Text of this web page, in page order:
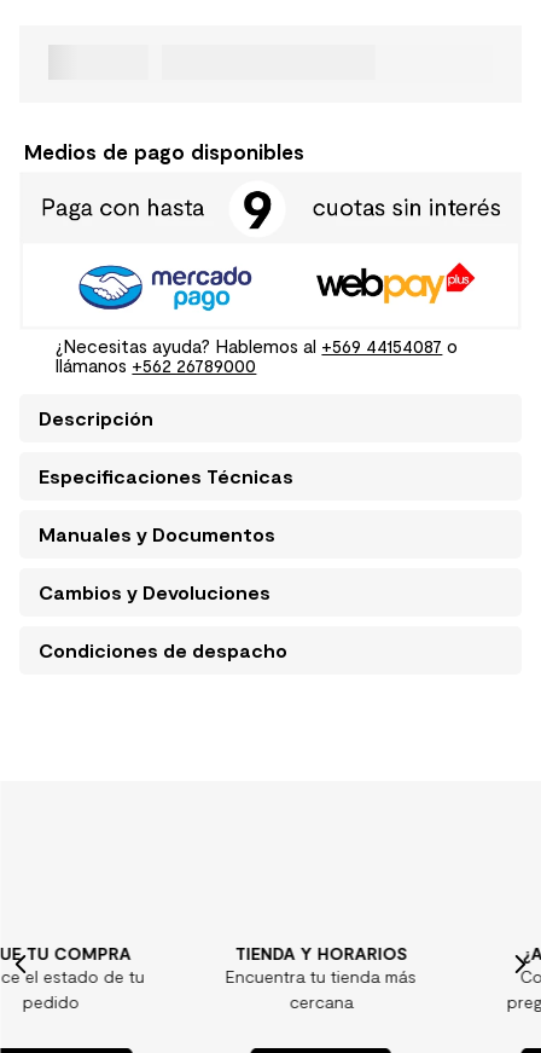
Medios de pago disponibles
¿Necesitas ayuda? Hablemos al +569 44154087 o
llámanos +562 26789000
Descripción
Especificaciones Técnicas
Manuales y Documentos
Cambios y Devoluciones
Condiciones de despacho
TIENDA Y HORARIOS
Encuentra tu tienda más
¿ALGUNA DUDA?
Consulta nuestras
preguntas frecuentes